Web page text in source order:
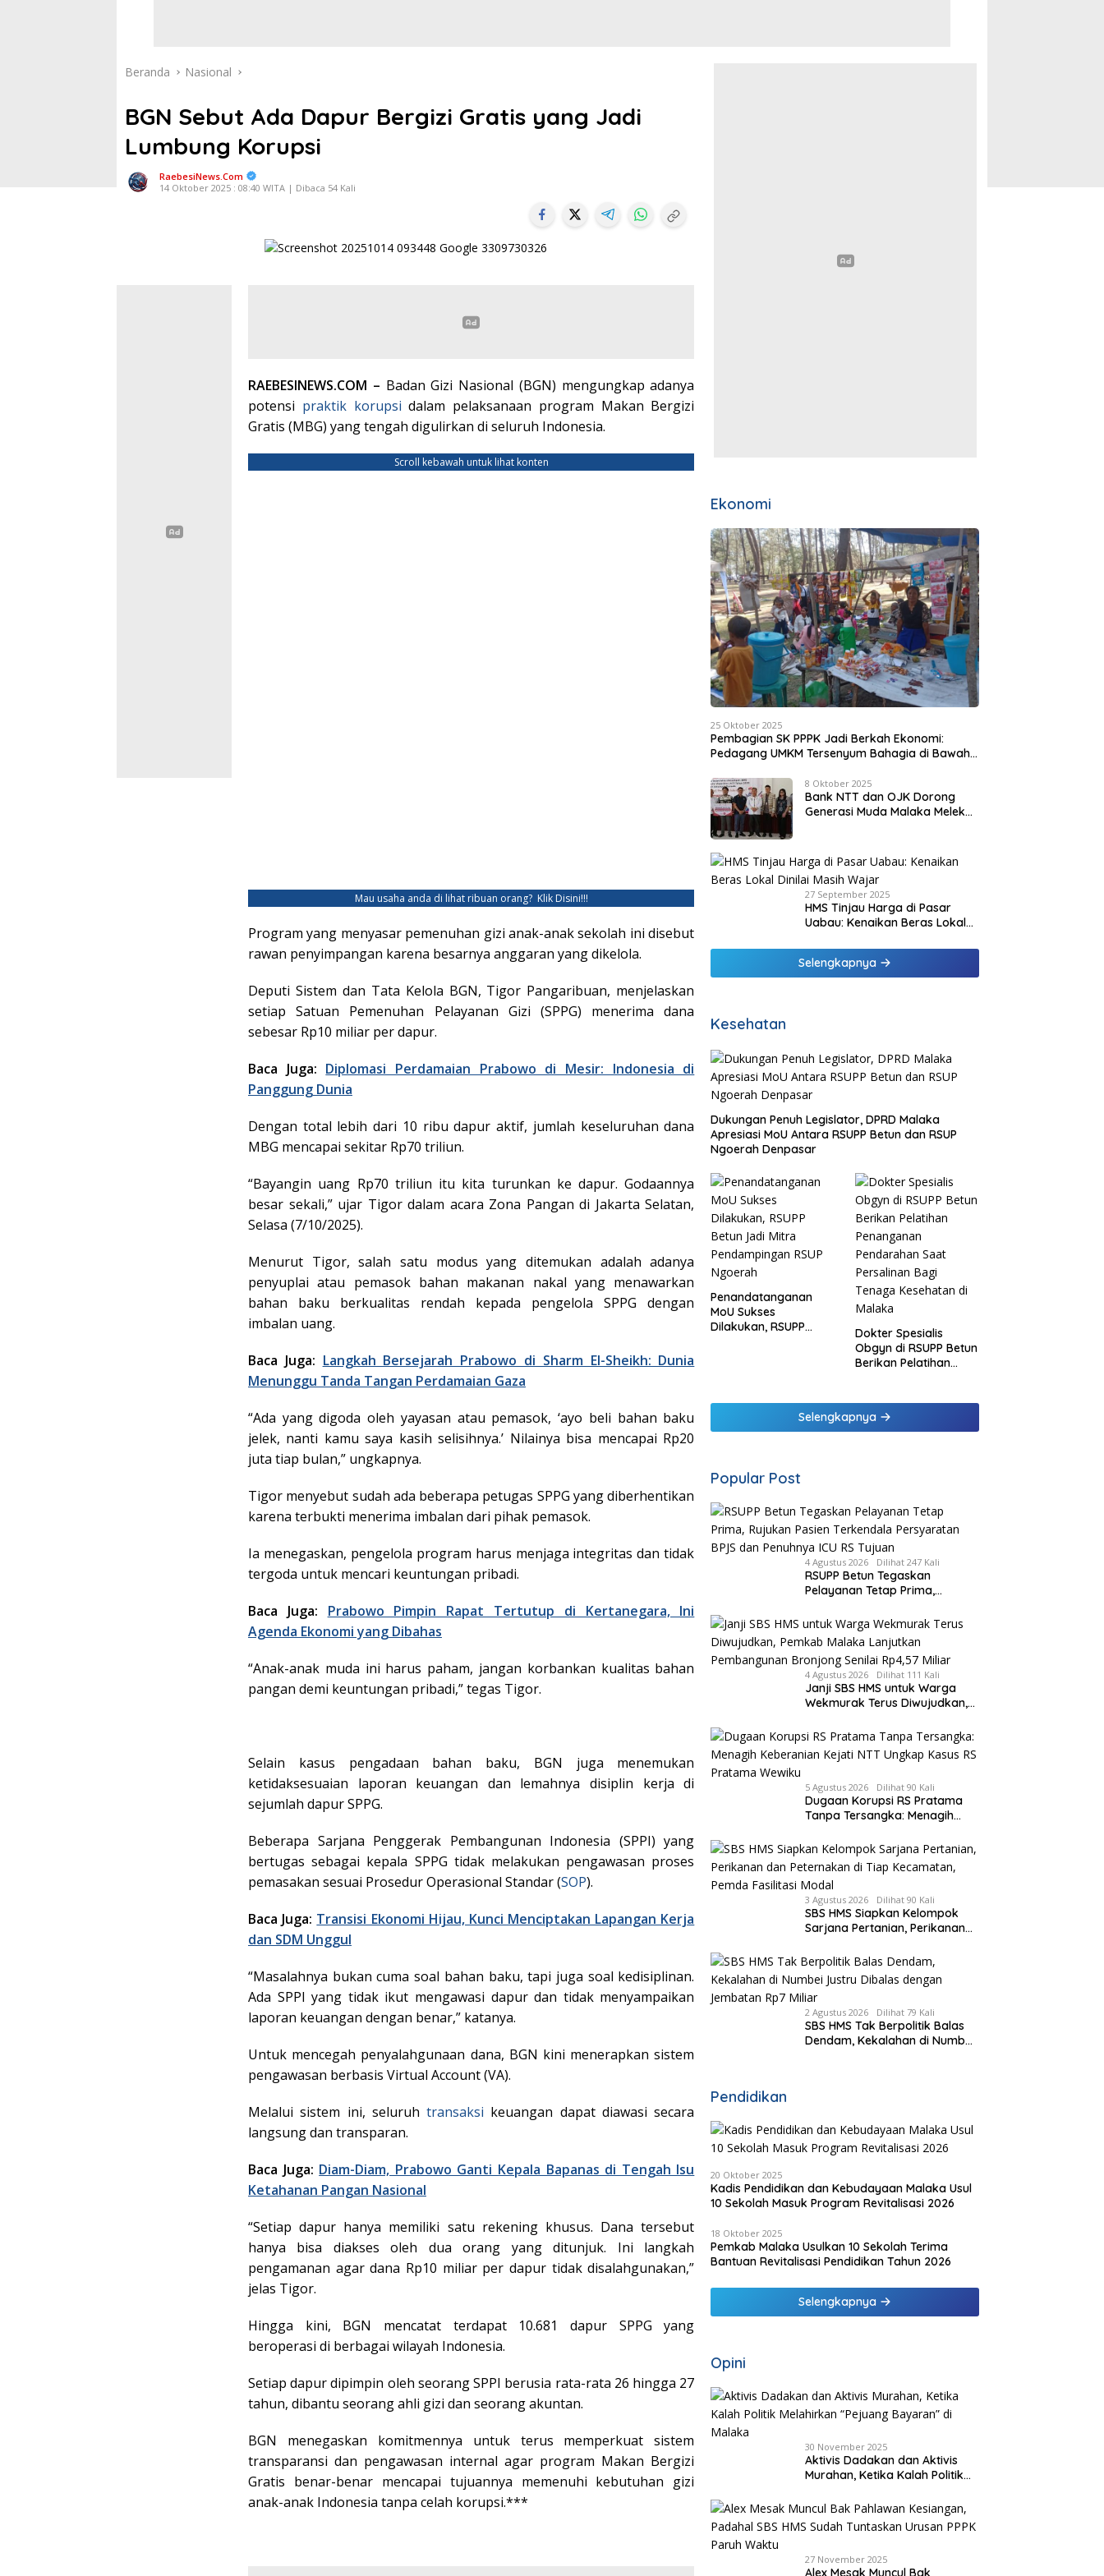
Beranda Nasional
BGN Sebut Ada Dapur Bergizi Gratis yang Jadi
Lumbung Korupsi
RaebesiNews.Com
14 Oktober 2025 : 08:40 WITA | Dibaca 54 Kali
RAEBESINEWS.COM – Badan Gizi Nasional (BGN) mengungkap adanya
potensi praktik korupsi dalam pelaksanaan program Makan Bergizi
Gratis (MBG) yang tengah digulirkan di seluruh Indonesia.
Scroll kebawah untuk lihat konten
Mau usaha anda di lihat ribuan orang?Klik Disini!!!
Program yang menyasar pemenuhan gizi anak-anak sekolah ini disebut
rawan penyimpangan karena besarnya anggaran yang dikelola.
Deputi Sistem dan Tata Kelola BGN, Tigor Pangaribuan, menjelaskan
setiap Satuan Pemenuhan Pelayanan Gizi (SPPG) menerima dana
sebesar Rp10 miliar per dapur.
Baca Juga: Diplomasi Perdamaian Prabowo di Mesir: Indonesia di
Panggung Dunia
Dengan total lebih dari 10 ribu dapur aktif, jumlah keseluruhan dana
MBG mencapai sekitar Rp70 triliun.
“Bayangin uang Rp70 triliun itu kita turunkan ke dapur. Godaannya
besar sekali,” ujar Tigor dalam acara Zona Pangan di Jakarta Selatan,
Selasa (7/10/2025).
Menurut Tigor, salah satu modus yang ditemukan adalah adanya
penyuplai atau pemasok bahan makanan nakal yang menawarkan
bahan baku berkualitas rendah kepada pengelola SPPG dengan
imbalan uang.
Baca Juga: Langkah Bersejarah Prabowo di Sharm El-Sheikh: Dunia
Menunggu Tanda Tangan Perdamaian Gaza
“Ada yang digoda oleh yayasan atau pemasok, ‘ayo beli bahan baku
jelek, nanti kamu saya kasih selisihnya.’ Nilainya bisa mencapai Rp20
juta tiap bulan,” ungkapnya.
Tigor menyebut sudah ada beberapa petugas SPPG yang diberhentikan
karena terbukti menerima imbalan dari pihak pemasok.
Ia menegaskan, pengelola program harus menjaga integritas dan tidak
tergoda untuk mencari keuntungan pribadi.
Baca Juga: Prabowo Pimpin Rapat Tertutup di Kertanegara, Ini
Agenda Ekonomi yang Dibahas
“Anak-anak muda ini harus paham, jangan korbankan kualitas bahan
pangan demi keuntungan pribadi,” tegas Tigor.
Selain kasus pengadaan bahan baku, BGN juga menemukan
ketidaksesuaian laporan keuangan dan lemahnya disiplin kerja di
sejumlah dapur SPPG.
Beberapa Sarjana Penggerak Pembangunan Indonesia (SPPI) yang
bertugas sebagai kepala SPPG tidak melakukan pengawasan proses
pemasakan sesuai Prosedur Operasional Standar (SOP).
Baca Juga: Transisi Ekonomi Hijau, Kunci Menciptakan Lapangan Kerja
dan SDM Unggul
“Masalahnya bukan cuma soal bahan baku, tapi juga soal kedisiplinan.
Ada SPPI yang tidak ikut mengawasi dapur dan tidak menyampaikan
laporan keuangan dengan benar,” katanya.
Untuk mencegah penyalahgunaan dana, BGN kini menerapkan sistem
pengawasan berbasis Virtual Account (VA).
Melalui sistem ini, seluruhtransaksi keuangan dapat diawasi secara
langsung dan transparan.
Baca Juga: Diam-Diam, Prabowo Ganti Kepala Bapanas di Tengah Isu
Ketahanan Pangan Nasional
“Setiap dapur hanya memiliki satu rekening khusus. Dana tersebut
hanya bisa diakses oleh dua orang yang ditunjuk. Ini langkah
pengamanan agar dana Rp10 miliar per dapur tidak disalahgunakan,”
jelas Tigor.
Hingga kini, BGN mencatat terdapat 10.681 dapur SPPG yang
beroperasi di berbagai wilayah Indonesia.
Setiap dapur dipimpin oleh seorang SPPI berusia rata-rata 26 hingga 27
tahun, dibantu seorang ahli gizi dan seorang akuntan.
BGN menegaskan komitmennya untuk terus memperkuat sistem
transparansi dan pengawasan internal agar program Makan Bergizi
Gratis benar-benar mencapai tujuannya memenuhi kebutuhan gizi
anak-anak Indonesia tanpa celah korupsi.***
Ekonomi
25 Oktober 2025
Pembagian SK PPPK Jadi Berkah Ekonomi:
Pedagang UMKM Tersenyum Bahagia di Bawah
8 Oktober 2025
Bank NTT dan OJK Dorong
Generasi Muda Malaka Melek
27 September 2025
HMS Tinjau Harga di Pasar
Uabau: Kenaikan Beras Lokal
Selengkapnya
Kesehatan
Dukungan Penuh Legislator, DPRD Malaka
Apresiasi MoU Antara RSUPP Betun dan RSUP
Ngoerah Denpasar
Penandatanganan
MoU Sukses
Dilakukan, RSUPP
Dokter Spesialis
Obgyn di RSUPP Betun
Berikan Pelatihan
Persalinan Bagi
Tenaga Kesehatan di
Malaka
Selengkapnya
Popular Post
4 Agustus 2026 Dilihat 247 Kali
RSUPP Betun Tegaskan
Pelayanan Tetap Prima,
Persyaratan BPJS dan
Penuhnya ICU RS Tujuan
4 Agustus 2026 Dilihat 111 Kali
Janji SBS HMS untuk Warga
Wekmurak Terus Diwujudkan,
Pembangunan Bronjong Senilai
Rp4,57 Miliar
5 Agustus 2026 Dilihat 90 Kali
Dugaan Korupsi RS Pratama
Tanpa Tersangka: Menagih
Kasus RS Pratama Wewiku
3 Agustus 2026 Dilihat 90 Kali
SBS HMS Siapkan Kelompok
Sarjana Pertanian, Perikanan
Kecamatan, Pemda Fasilitasi
Modal
2 Agustus 2026 Dilihat 79 Kali
SBS HMS Tak Berpolitik Balas
Dendam, Kekalahan di Numbei
Pendidikan
20 Oktober 2025
Kadis Pendidikan dan Kebudayaan Malaka Usul
10 Sekolah Masuk Program Revitalisasi 2026
18 Oktober 2025
Pemkab Malaka Usulkan 10 Sekolah Terima
Bantuan Revitalisasi Pendidikan Tahun 2026
Selengkapnya
Opini
30 November 2025
Aktivis Dadakan dan Aktivis
Murahan, Ketika Kalah Politik
di Malaka
27 November 2025
Alex Mesak Muncul Bak